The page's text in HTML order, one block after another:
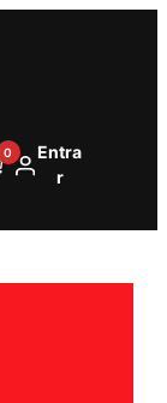
0
Entra
r